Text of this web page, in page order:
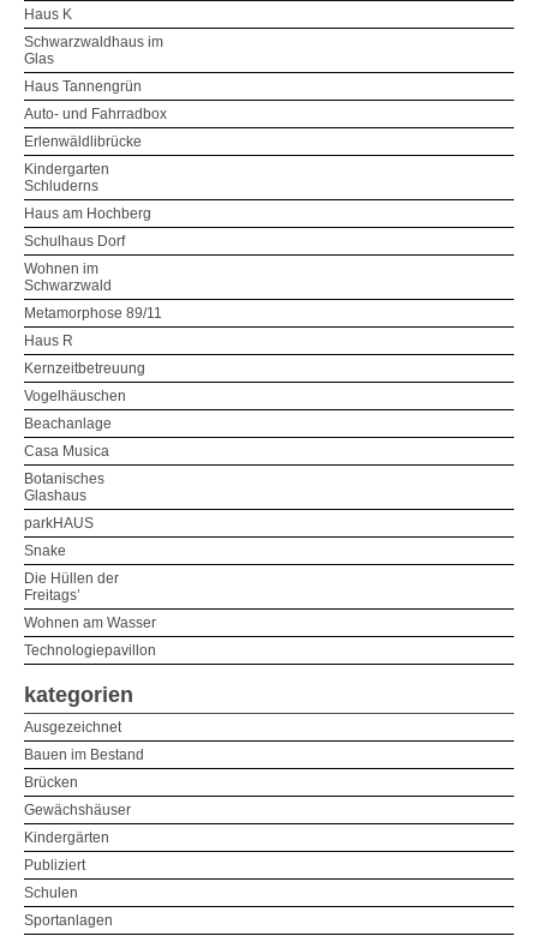
Haus K
Schwarzwaldhaus im
Glas
Haus Tannengrün
Auto- und Fahrradbox
Erlenwäldlibrücke
Kindergarten
Schluderns
Haus am Hochberg
Schulhaus Dorf
Wohnen im
Schwarzwald
Metamorphose 89/11
Haus R
Kernzeitbetreuung
Vogelhäuschen
Beachanlage
Casa Musica
Botanisches
Glashaus
parkHAUS
Snake
Die Hüllen der
Freitags’
Wohnen am Wasser
Technologiepavillon
kategorien
Ausgezeichnet
Bauen im Bestand
Brücken
Gewächshäuser
Kindergärten
Publiziert
Schulen
Sportanlagen